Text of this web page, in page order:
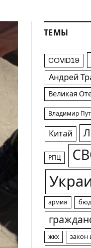
ТЕМЫ
COVID19
Андрей
Великая
Владимир
Китай
РПЦ
армия
жкх закон